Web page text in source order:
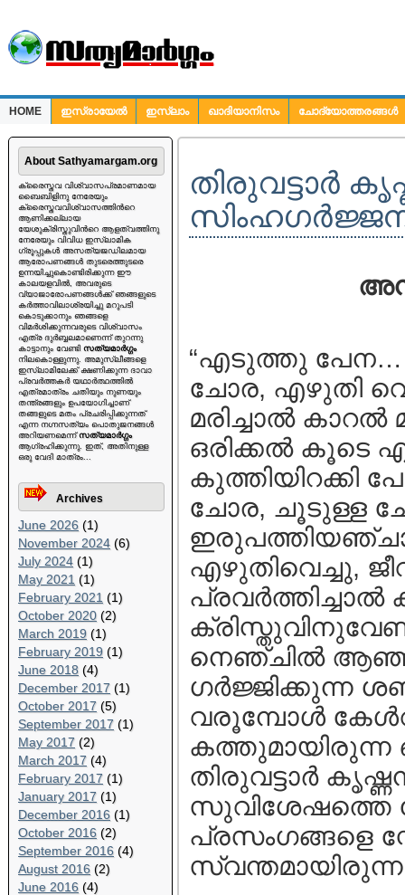
HOME ഇസ്രായേല്‍ ഇസ്ലാം ഖാദിയാനിസം
ചോദ്യോത്തരങ്ങള്‍
ചോദ്യങ്ങള്‍
About Sathyamargam.org
ക്രൈസ്തവ വിശ്വാസപ്രമാണമായ
ബൈബിളിനു നേരേയും
ക്രൈസ്തവവിശ്വാസത്തിന്‍റെ
ആണിക്കല്ലായ
യേശുക്രിസ്തുവിന്‍റെ ആളത്വത്തിനു
നേരേയും വിവിധ ഇസ്ലാമിക
ഗ്രൂപ്പുകള്‍ അസത്യജഡിലമായ
ആരോപണങ്ങള്‍ തുടരെത്തുടരെ
ഉന്നയിച്ചുകൊണ്ടിരിക്കുന്ന ഈ
കാലയളവില്‍, അവരുടെ
വ്യാജാരോപണങ്ങള്‍ക്ക് ഞങ്ങളുടെ
കര്‍ത്താവിലാശ്രയിച്ചു മറുപടി
കൊടുക്കാനും ഞങ്ങളെ
വിമര്‍ശിക്കുന്നവരുടെ വിശ്വാസം
എത്ര ദുര്‍ബ്ബലമാണെന്ന് തുറന്നു
കാട്ടാനും വേണ്ടി സത്യമാര്‍ഗ്ഗം
നിലകൊള്ളുന്നു. അമുസ്ലീങ്ങളെ
ഇസ്ലാമിലേക്ക് ക്ഷണിക്കുന്ന ദാവാ
പ്രവര്‍ത്തകര്‍ യഥാര്‍ത്ഥത്തില്‍
എത്രമാത്രം ചതിയും നുണയും
തന്ത്രങ്ങളും ഉപയോഗിച്ചാണ്
തങ്ങളുടെ മതം പ്രചരിപ്പിക്കുന്നത്
എന്ന നഗ്നസത്യം പൊതുജനങ്ങള്‍
അറിയണമെന്ന്സത്യമാര്‍ഗ്ഗം
ആഗ്രഹിക്കുന്നു. ഇത്, അതിനുള്ള
ഒരു വേദി മാത്രം...
Archives
June 2026 (1)
November 2024 (6)
July 2024 (1)
May 2021 (1)
February 2021 (1)
October 2020 (2)
March 2019 (1)
February 2019 (1)
June 2018 (4)
December 2017 (1)
October 2017 (5)
September 2017 (1)
May 2017 (2)
March 2017 (4)
February 2017 (1)
January 2017 (1)
December 2016 (1)
October 2016 (2)
September 2016 (4)
August 2016 (2)
June 2016 (4)
തിരുവട്ടാര്‍
“എടുത്തു പേന…
ചോര, എഴുതി
മരിച്ചാല്‍
ഒരിക്കൽ കൂടെ
കുത്തിയിറക്കി
ചോര, ചൂടുള്ള
എഴുതിവെച്ചു,
പ്രവർത്തിച്ചാൽ
നെഞ്ചില്‍
ഗര്‍ജ്ജിക്കുന്ന
വരൂമ്പോള്‍
കത്തുമായിരുന്ന
തിരുവട്ടാര്‍
സുവിശേഷത്തെ
പ്രസംഗങ്ങളെ